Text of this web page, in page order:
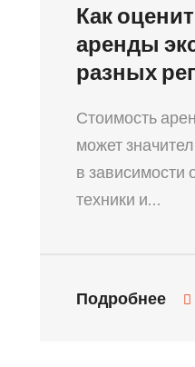
Как
аренды
разных
Стоимость
может
в зависимости
техники и…
Подробнее